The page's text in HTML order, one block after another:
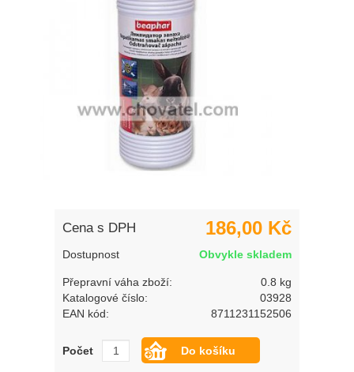
Cena s DPH 186,00 Kč
Dostupnost Obvykle skladem
Přepravní váha zboží:
0.8 kg
Katalogové číslo:
03928
EAN kód:
8711231152506
Počet